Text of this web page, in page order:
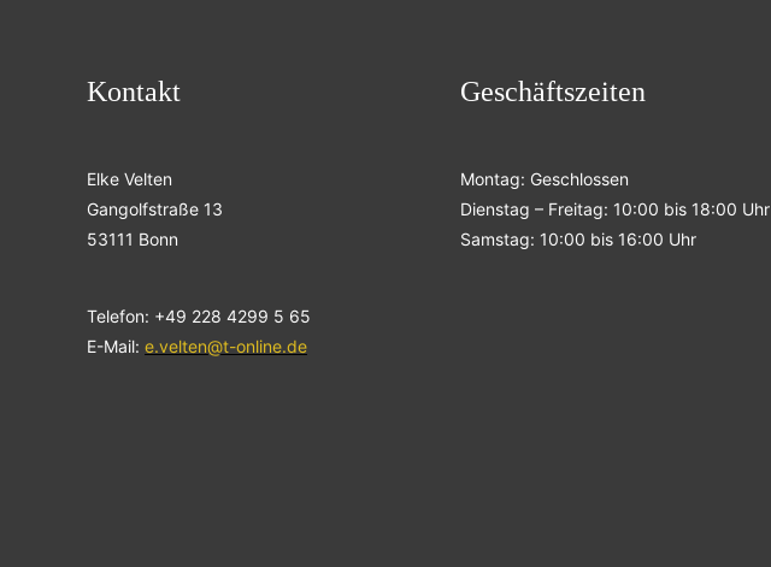
Kontakt
Elke Velten
Gangolfstraße 13
53111 Bonn
Telefon: +49 228 4299 5 65
E-Mail: e.velten@t-online.de
Geschäftszeiten
Montag: Geschlossen
Dienstag – Freitag: 10:00 bis 18:00 Uhr
Samstag: 10:00 bis 16:00 Uhr